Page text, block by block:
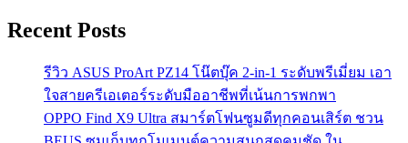
Recent Posts
รีวิว ASUS ProArt PZ14 โน๊ตบุ๊ค 2-in-1 ระดับพรีเมี่ยม เอา
ใจสายครีเอเตอร์ระดับมืออาชีพที่เน้นการพกพา
OPPO Find X9 Ultra สมาร์ตโฟนซูมดีทุกคอนเสิร์ต ชวน